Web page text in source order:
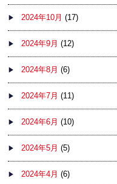
2024年10月 (17)
2024年9月 (12)
2024年8月 (6)
2024年7月 (11)
2024年6月 (10)
2024年5月 (5)
2024年4月 (6)